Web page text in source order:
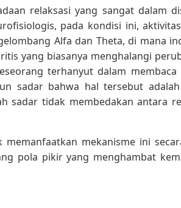
relaksasi yang sangat dalam
pada kondisi ini,
Alfa dan Theta, di mana
yang biasanya menghalangi
terhanyut dalam membaca
sadar bahwa hal tersebut
sadar tidak membedakan antara
mekanisme ini
pola pikir yang menghambat